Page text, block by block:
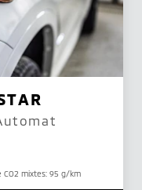
CO2 mixtes: 95 g/km